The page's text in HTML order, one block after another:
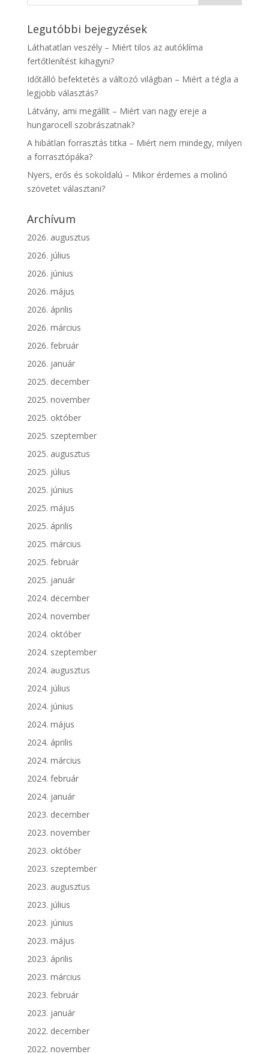
Legutóbbi bejegyzések
Láthatatlan veszély – Miért tilos az autóklíma
fertőtlenítést kihagyni?
Időtálló befektetés a változó világban – Miért a tégla a
legjobb választás?
Látvány, ami megállít – Miért van nagy ereje a
hungarocell szobrászatnak?
A hibátlan forrasztás titka – Miért nem mindegy, milyen
a forrasztópáka?
Nyers, erős és sokoldalú – Mikor érdemes a molinó
szövetet választani?
Archívum
2026. augusztus
2026. július
2026. június
2026. május
2026. április
2026. március
2026. február
2026. január
2025. december
2025. november
2025. október
2025. szeptember
2025. augusztus
2025. július
2025. június
2025. május
2025. április
2025. március
2025. február
2025. január
2024. december
2024. november
2024. október
2024. szeptember
2024. augusztus
2024. július
2024. június
2024. május
2024. április
2024. március
2024. február
2024. január
2023. december
2023. november
2023. október
2023. szeptember
2023. augusztus
2023. július
2023. június
2023. május
2023. április
2023. március
2023. február
2023. január
2022. december
2022. november